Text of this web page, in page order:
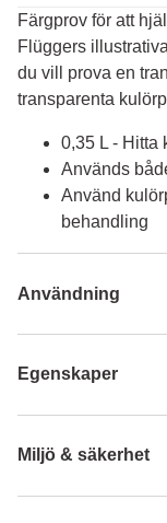
Färgprov för att
Flüggers
du vill prova en
transparenta
0,35 L - Hitta
Används
Använd
behandling
Användning
Egenskaper
Miljö & säkerhet